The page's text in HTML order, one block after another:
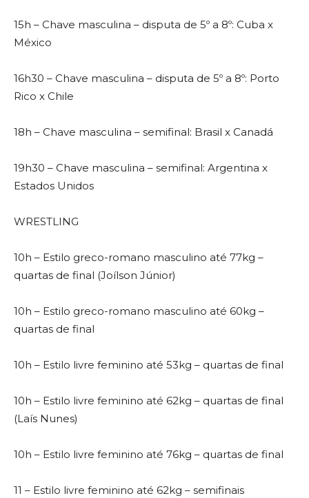
15h – Chave masculina – disputa de 5º a 8º: Cuba x
México
16h30 – Chave masculina – disputa de 5º a 8º: Porto
Rico x Chile
18h – Chave masculina – semifinal: Brasil x Canadá
19h30 – Chave masculina – semifinal: Argentina x
Estados Unidos
WRESTLING
10h – Estilo greco-romano masculino até 77kg –
quartas de final (Joílson Júnior)
10h – Estilo greco-romano masculino até 60kg –
quartas de final
10h – Estilo livre feminino até 53kg – quartas de final
10h – Estilo livre feminino até 62kg – quartas de final
(Laís Nunes)
10h – Estilo livre feminino até 76kg – quartas de final
11 – Estilo livre feminino até 62kg – semifinais